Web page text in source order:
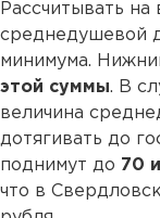
Рассчитывать
среднедушевой
минимума.
этой суммы. В
величина
дотягивать до
поднимут до 70
что в